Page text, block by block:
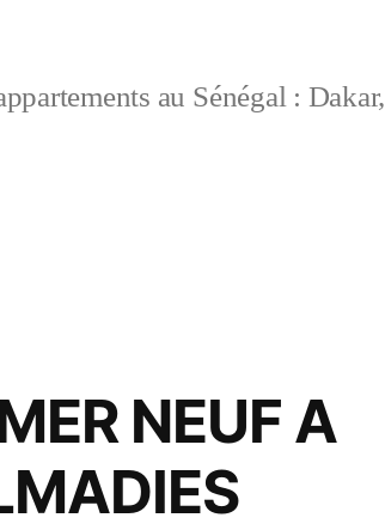
au Sénégal : Dakar,
NEUF A